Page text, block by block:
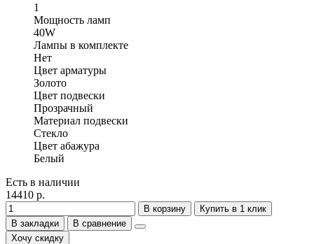
1
Мощность ламп
40W
Лампы в комплекте
Нет
Цвет арматуры
Золото
Цвет подвески
Прозрачный
Материал подвески
Стекло
Цвет абажура
Белый
Есть в наличии
14410 р.
В корзину
Купить в 1 клик
В закладки
В сравнение
Хочу скидку